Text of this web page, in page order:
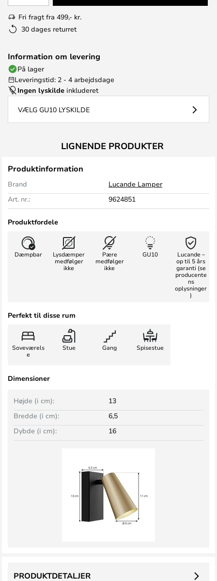
Fri fragt fra 499,- kr.
30 dages returret
Information om levering
På lager
Leveringstid: 2 - 4 arbejdsdage
Ingen lyskilde inkluderet
VÆLG GU10 LYSKILDE
LIGNENDE PRODUKTER
Produktinformation
Brand
Lucande Lamper
Art. nr.:
9624851
Produktfordele
Dæmpbar
Lysdæmper
medfølger
ikke
Pære
medfølger
ikke
GU10
Lucande –
op til 5 års
garanti (se
producente
ns
oplysninger
)
Perfekt til disse rum
Soveværels
e
Stue Gang Spisestue
Dimensioner
Bredde (i cm): 6,5
Højde (i cm): 13
Dybde (i cm): 16
PRODUKTDETALJER